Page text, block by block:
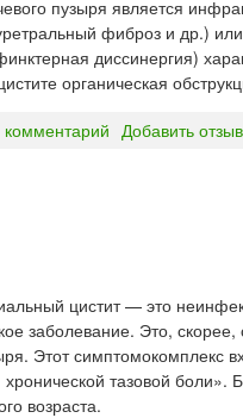
пузыря является
фиброз и др.)
диссинергия)
органическая
комментарий Добавить
цистит — это
заболевание. Это,
Этот симптомокомплекс
тазовой
возраста.